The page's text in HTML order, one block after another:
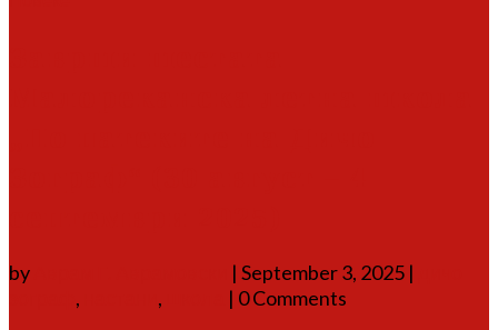
by | September 3, 2025 |
, ,
| 0 Comments